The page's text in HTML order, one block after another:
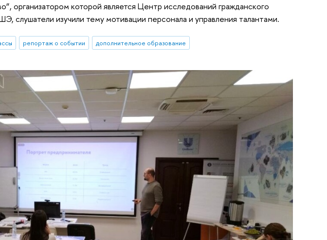
организатором которой является Центр исследований гражданского
слушатели изучили тему мотивации персонала и управления талантами.
репортаж о событии дополнительное образование